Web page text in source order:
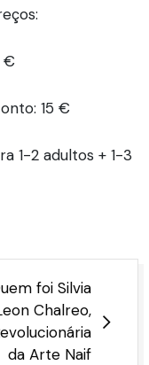
€
15 €
1-2 adultos + 1-3
foi Silvia
Chalreo,
da Arte Naif